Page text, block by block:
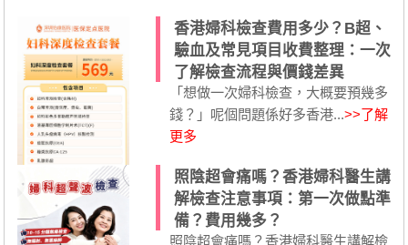
香港婦科檢查費用多少？B超、
驗血及常見項目收費整理：一次
了解檢查流程與價錢差異
「想做一次婦科檢查，大概要預幾多
錢？」呢個問題係好多香港...>>了解
更多
照陰超會痛嗎？香港婦科醫生講
解檢查注意事項：第一次做點準
備？費用幾多？
照陰超會痛嗎？香港婦科醫生講解檢